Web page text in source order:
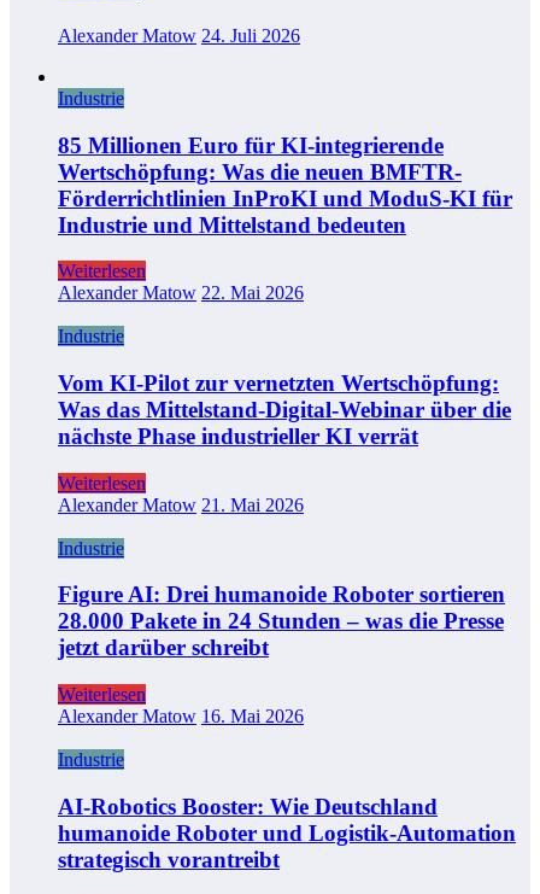
Alexander Matow 24. Juli 2026
Industrie
85 Millionen Euro für KI-integrierende
Wertschöpfung: Was die neuen BMFTR-
Förderrichtlinien InProKI und ModuS‑KI für
Industrie und Mittelstand bedeuten
Weiterlesen
Alexander Matow 22. Mai 2026
Industrie
Vom KI-Pilot zur vernetzten Wertschöpfung:
Was das Mittelstand-Digital-Webinar über die
nächste Phase industrieller KI verrät
Weiterlesen
Alexander Matow 21. Mai 2026
Industrie
Figure AI: Drei humanoide Roboter sortieren
28.000 Pakete in 24 Stunden – was die Presse
jetzt darüber schreibt
Weiterlesen
Alexander Matow 16. Mai 2026
Industrie
AI-Robotics Booster: Wie Deutschland
humanoide Roboter und Logistik-Automation
strategisch vorantreibt